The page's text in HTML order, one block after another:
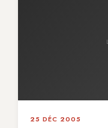
25 DÉC 2005